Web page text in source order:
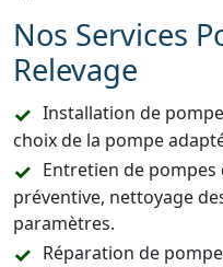
Nos Services
Relevage
Installation de
choix de la pompe
Entretien de pompes
préventive, nettoyage
paramètres.
Réparation de